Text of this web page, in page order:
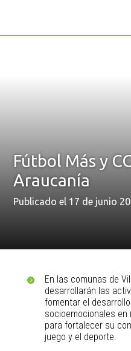
Fútbol Más y
Araucanía
Publicado el 17 de junio
En las comunas de
desarrollarán las
fomentar el
socioemocionales en
para fortalecer su
juego y el deporte.